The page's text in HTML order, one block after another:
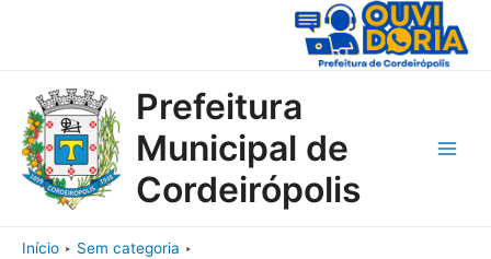
Prefeitura
Municipal de
Cordeirópolis
Início
Sem categoria